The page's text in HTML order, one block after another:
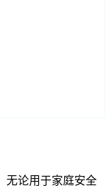
无论用于家庭安全